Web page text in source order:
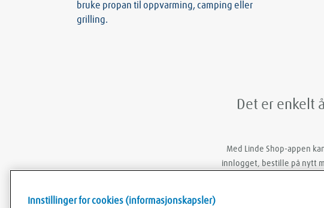
bruke propan til oppvarming, camping eller
grilling.
Det er enkelt
Med Linde Shop-appen
innlogget, bestille på nytt
Innstillinger for cookies (informasjonskapsler)